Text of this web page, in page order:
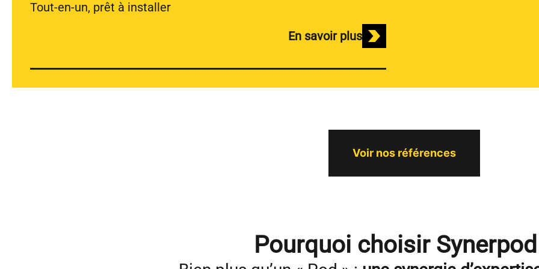
Tout-en-un, prêt à installer
En savoir plus
Voir nos références
Pourquoi choisir